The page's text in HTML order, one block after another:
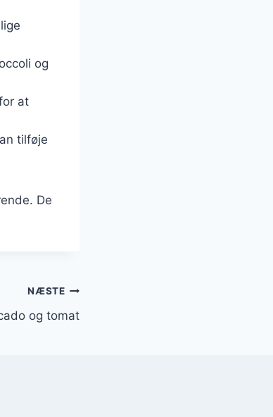
og
at
tilføje
De
NÆSTE
og tomat